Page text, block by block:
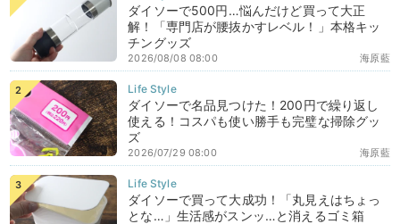
ダイソーで500円…悩んだけど買って大正
解！「専門店が腰抜かすレベル！」本格キッ
チングッズ
海原藍
2026/08/08 08:00
ダイソーで名品見つけた！200円で繰り返し
使える！コスパも使い勝手も完璧な掃除グッ
ズ
海原藍
2026/07/29 08:00
ダイソーで買って大成功！「丸見えはちょっ
とな…」生活感がスンッ…と消えるゴミ箱